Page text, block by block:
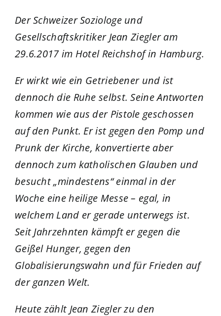
Der Schweizer Soziologe und
Gesellschaftskritiker Jean Ziegler am
29.6.2017 im Hotel Reichshof in Hamburg.
Er wirkt wie ein Getriebener und ist
dennoch die Ruhe selbst. Seine Antworten
kommen wie aus der Pistole geschossen
auf den Punkt. Er ist gegen den Pomp und
Prunk der Kirche, konvertierte aber
dennoch zum katholischen Glauben und
besucht „mindestens“ einmal in der
Woche eine heilige Messe – egal, in
welchem Land er gerade unterwegs ist.
Seit Jahrzehnten kämpft er gegen die
Geißel Hunger, gegen den
Globalisierungswahn und für Frieden auf
der ganzen Welt.
Heute zählt Jean Ziegler zu den